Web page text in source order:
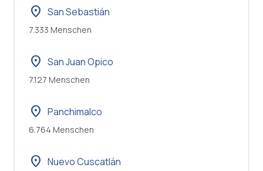
location_on San Sebastián
7.333 Menschen
location_on San Juan Opico
7.127 Menschen
location_on Panchimalco
6.764 Menschen
location_on Nuevo Cuscatlán